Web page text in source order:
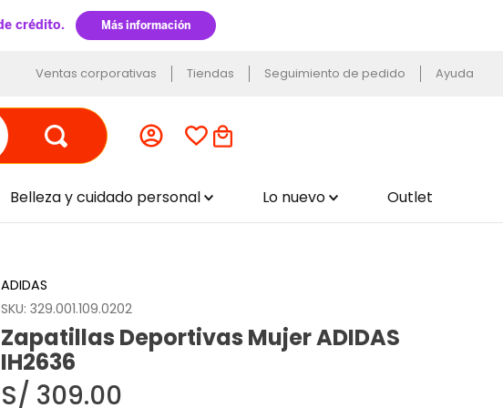
Ventas corporativas Tiendas Seguimiento de pedido Ayuda
Belleza y cuidado personal Lo nuevo Outlet
ADIDAS
SKU: 329.001.109.0202
Zapatillas Deportivas Mujer ADIDAS
IH2636
S/ 309.00